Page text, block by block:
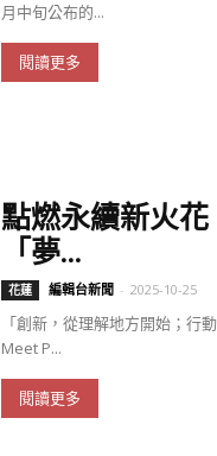
月中旬公布的...
閱讀更多
點燃永續新火
「夢...
花蓮 編輯台新聞 - 2025-10-25
「創新，從理解地方開始；行
Meet P...
閱讀更多